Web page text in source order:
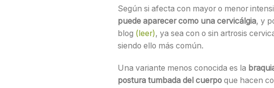
Según si afecta con mayor o menor
puede aparecer como una cervicálgia, y
blog (leer), ya sea con o sin artrosis
siendo ello más común.
Una variante menos conocida es la
postura tumbada del cuerpo que hacen